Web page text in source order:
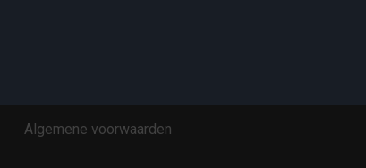
Algemene voorwaarden